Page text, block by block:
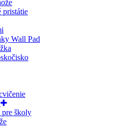
pristátie
Wall Pad
pre školy